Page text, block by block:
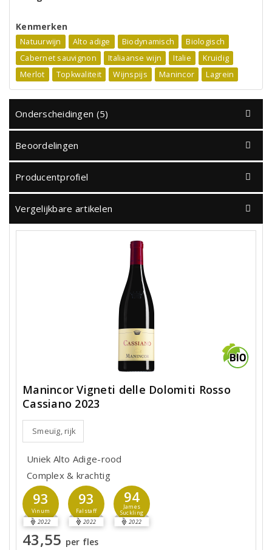
Kenmerken
Natuurwijn Alto adige Biodynamisch
Biologisch
Cabernet sauvignon
Italiaanse wijn Italie
Kruidig
Merlot
Topkwaliteit Wijnspijs Manincor Lagrein
Onderscheidingen (5)
Beoordelingen
Producentprofiel
Vergelijkbare artikelen
Manincor Vigneti delle Dolomiti Rosso
Cassiano 2023
Smeuïg, rijk
Uniek Alto Adige-rood
Complex & krachtig
93
Vinum
2022
93
Falstaff
2022
94
James
Suckling
2022
43,55 per fles